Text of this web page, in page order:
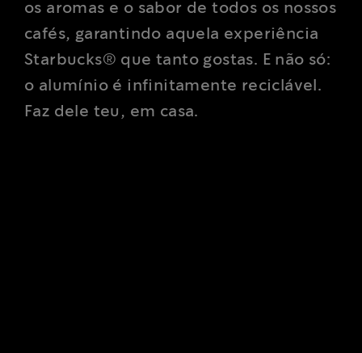
os aromas e o sabor de todos os nossos
cafés, garantindo aquela experiência
Starbucks® que tanto gostas. E não só:
o alumínio é infinitamente reciclável.
Faz dele teu, em casa.